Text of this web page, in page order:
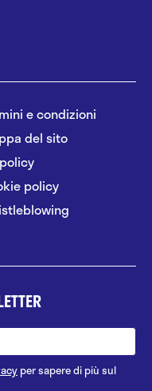
e condizioni
del sito
policy
per sapere di più sul